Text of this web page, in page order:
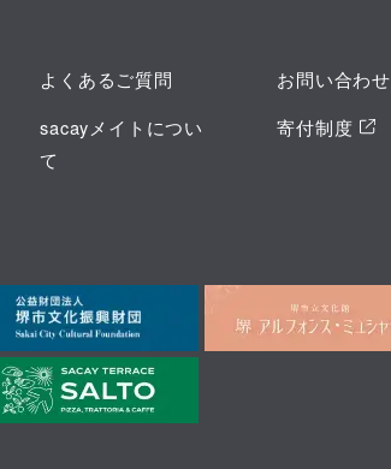
よくあるご質問
sacayメイトについ
て
お問い合わせ
寄付制度